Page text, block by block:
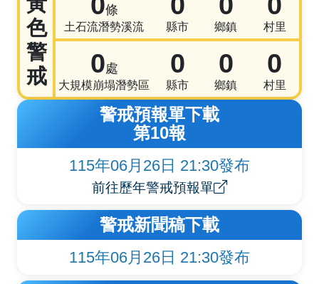
色
警
戒
條
土石流潛勢溪流 縣市 鄉鎮 村里
0處
大規模崩塌潛勢區
0
縣市
0
鄉鎮
0
村里
警戒預報單下載
第10報
115年06月26日 21:30發布
前往歷年警戒預報單
警戒新聞稿下載
115年06月26日 21:30發布